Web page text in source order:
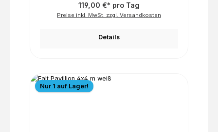
119,00 €* pro Tag
Preise inkl. MwSt. zzgl. Versandkosten
Details
Nur 1 auf Lager!